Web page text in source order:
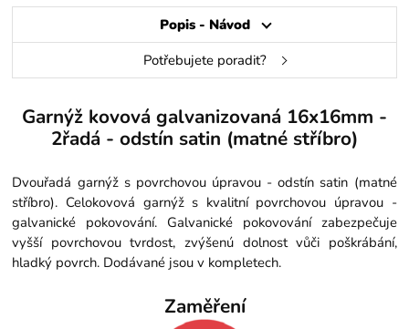
Popis - Návod
Potřebujete poradit?
Garnýž kovová galvanizovaná 16x16mm -
2řadá - odstín satin (matné stříbro)
Dvouřadá garnýž s povrchovou úpravou - odstín satin (matné
stříbro). Celokovová garnýž s kvalitní povrchovou úpravou -
galvanické pokovování. Galvanické pokovování zabezpečuje
vyšší povrchovou tvrdost, zvýšenú dolnost vůči poškrábání,
hladký povrch. Dodávané jsou v kompletech.
Zaměření